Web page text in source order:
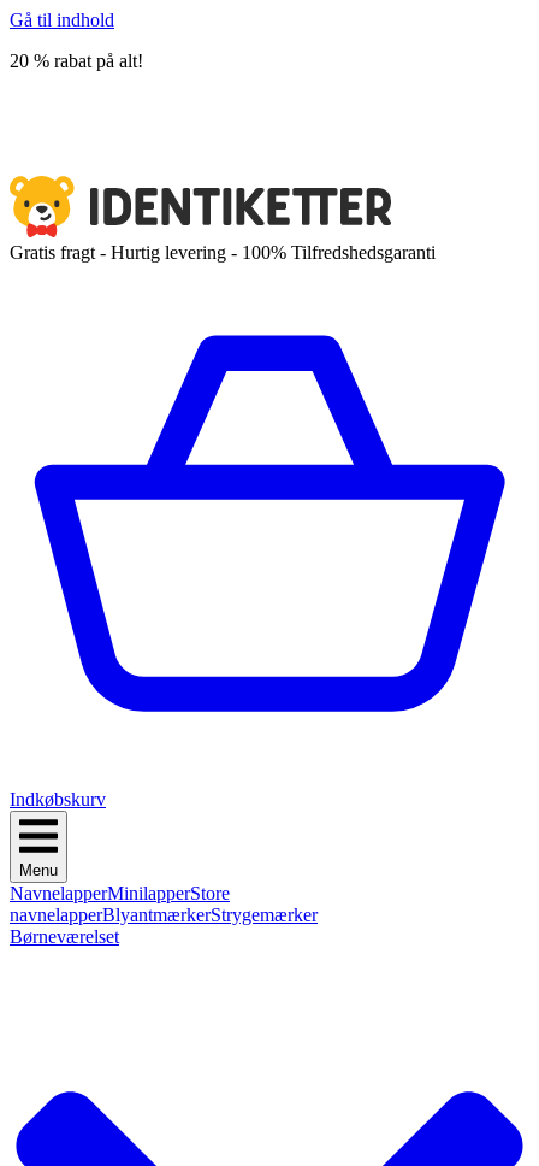
Gå til indhold
20 % rabat på alt!
Gratis fragt - Hurtig levering - 100% Tilfredshedsgaranti
Indkøbskurv
Menu
NavnelapperMinilapperStore
navnelapperBlyantmærkerStrygemærker
Børneværelset